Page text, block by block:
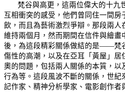
梵谷與高更，這兩位偉大的十九
互相衝突的感受，他們曾同住一間房
飲，而且為藝術激烈爭辯。那段兩人
維持兩個月，然而期間在信件與繪畫
後，為這段精彩關係做結的是——梵
傷性的高潮，以及在亞耳「黃屋」居
奧的問題，包括兩人關係的本質，以
行為等。這段風波不斷的關係，世紀
記作家、精神分析學家、電影創作